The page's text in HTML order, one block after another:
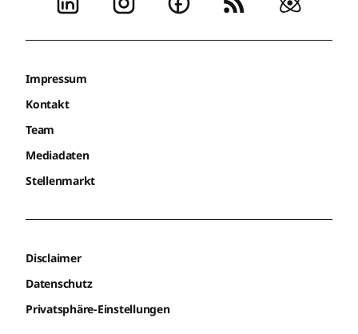
Impressum
Kontakt
Team
Mediadaten
Stellenmarkt
Disclaimer
Datenschutz
Privatsphäre-Einstellungen